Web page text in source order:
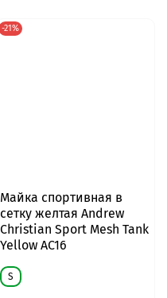
-21%
Майка спортивная в
сетку желтая Andrew
Christian Sport Mesh Tank
Yellow AC16
S